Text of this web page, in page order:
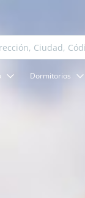
Dormitorios